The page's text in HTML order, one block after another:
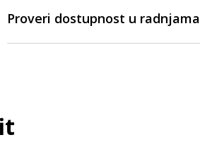
Proveri dostupnost u radnjama